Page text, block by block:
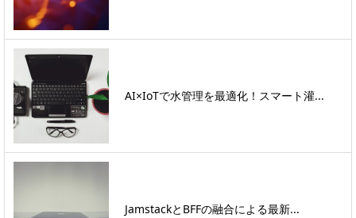
AI×IoTで水管理を最適化！スマート灌...
JamstackとBFFの融合による最新...